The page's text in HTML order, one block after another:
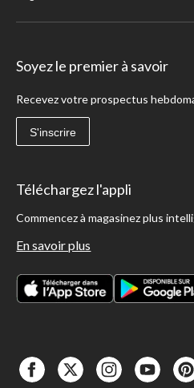
Soyez le premier à savoir
Recevez votre prospectus
S'inscrire
Téléchargez l'appli
Commencez à magasinez plus
En savoir plus